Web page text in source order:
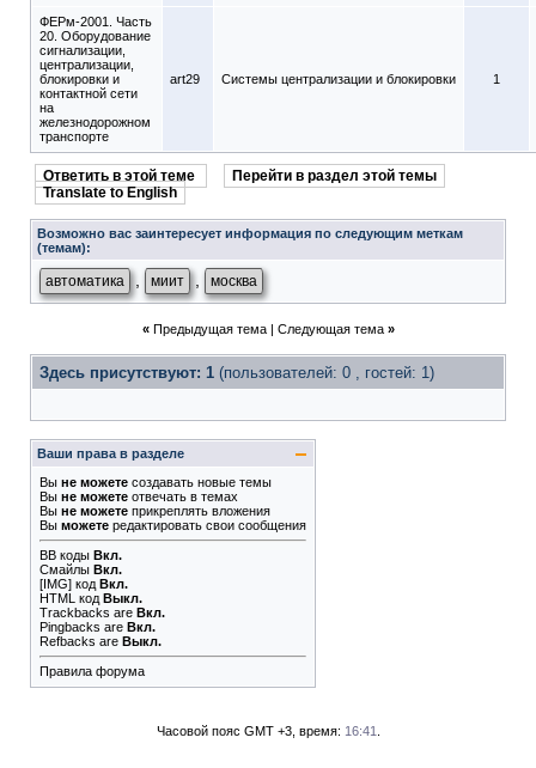
ФЕРм-2001. Часть
20. Оборудование
сигнализации,
централизации,
блокировки и
контактной сети
на
железнодорожном
транспорте
art29 Системы централизации и блокировки 1
Ответить в этой теме
Перейти в раздел этой темы
Translate to English
Возможно вас заинтересует информация по следующим меткам
(темам):
автоматика миит москва
« Предыдущая тема| Следующая тема »
Здесь присутствуют: 1 (пользователей: 0 , гостей: 1)
Ваши права в разделе
Вы не можете создавать новые темы
Вы не можете отвечать в темах
Вы не можете прикреплять вложения
Вы можете редактировать свои сообщения
BB коды Вкл.
Смайлы Вкл.
[IMG] код Вкл.
HTML код Выкл.
Trackbacks are Вкл.
Pingbacks are Вкл.
Refbacks are Выкл.
Правила форума
Часовой пояс GMT +3, время: 16:41